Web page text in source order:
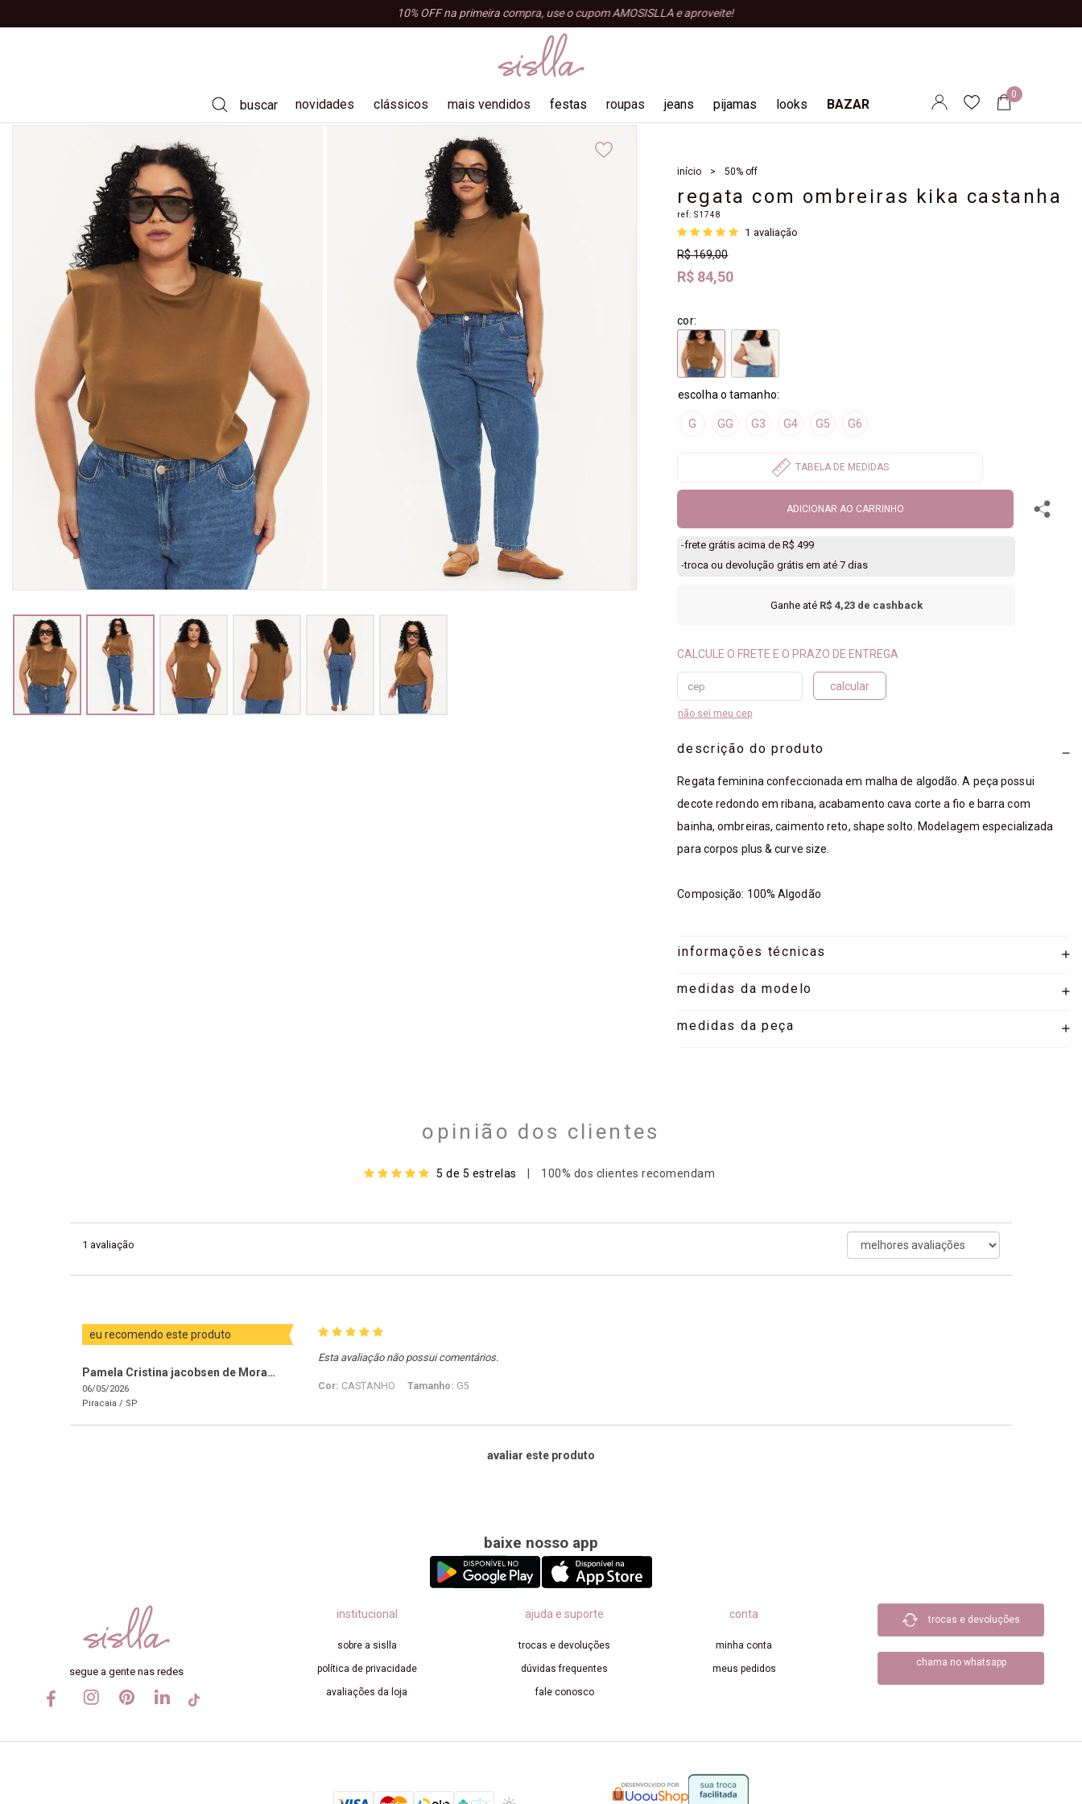
10% OFF na primeira compra, use o cupom AMOSISLLA e aproveite!
buscar novidades clássicos mais vendidos festas roupas
vestidos
calças
saias
camisas
t-shirts
casacos e jaquetas
moda praia
blusas
shorts e bermudas
tops e croppeds
regatas
acessórios
macacão
jeans pijamas looks BAZAR
0
início 50% off
regata com ombreiras kika castanha
ref:S1748
1 avaliação
R$ 169,00
R$ 84,50
cor:
G GG G3 G4 G5 G6
ADICIONAR AO CARRINHO
-frete grátis acima de R$ 499
-troca ou devolução grátis em até 7 dias
Ganhe atéR$ 4,23de cashback
calcular
não sei meu cep
descrição do produto
Regata feminina confeccionada em malha de algodão. A peça possui
decote redondo em ribana, acabamento cava corte a fio e barra com
bainha, ombreiras, caimento reto, shape solto. Modelagem especializada
para corpos plus & curve size.
Composição: 100% Algodão
informações técnicas
medidas da modelo
medidas da peça
opinião dos clientes
5 de 5 estrelas 100% dos clientes recomendam
1 avaliação
ordenar
avaliações
eu recomendo este produto
Pamela Cristina jacobsen de Moraes Araújo
06/05/2026
Piracaia / SP
Esta avaliação não possui comentários.
Cor: CASTANHO Tamanho: G5
avaliar este produto
baixe nosso app
segue a gente nas redes
institucional
sobre a sislla
política de privacidade
avaliações da loja
ajuda e suporte
trocas e devoluções
dúvidas frequentes
fale conosco
conta
minha conta
meus pedidos
trocas e devoluções
chama no whatsapp